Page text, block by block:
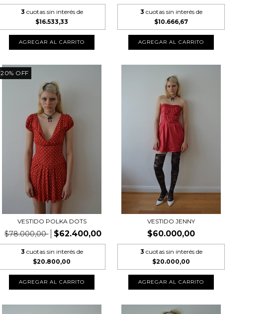
3 cuotas sin interés de
$16.533,33
3 cuotas sin interés de
$10.666,67
20% OFF
VESTIDO POLKA DOTS
$78.000,00 $62.400,00
3 cuotas sin interés de
$20.800,00
VESTIDO JENNY
$60.000,00
3 cuotas sin interés de
$20.000,00